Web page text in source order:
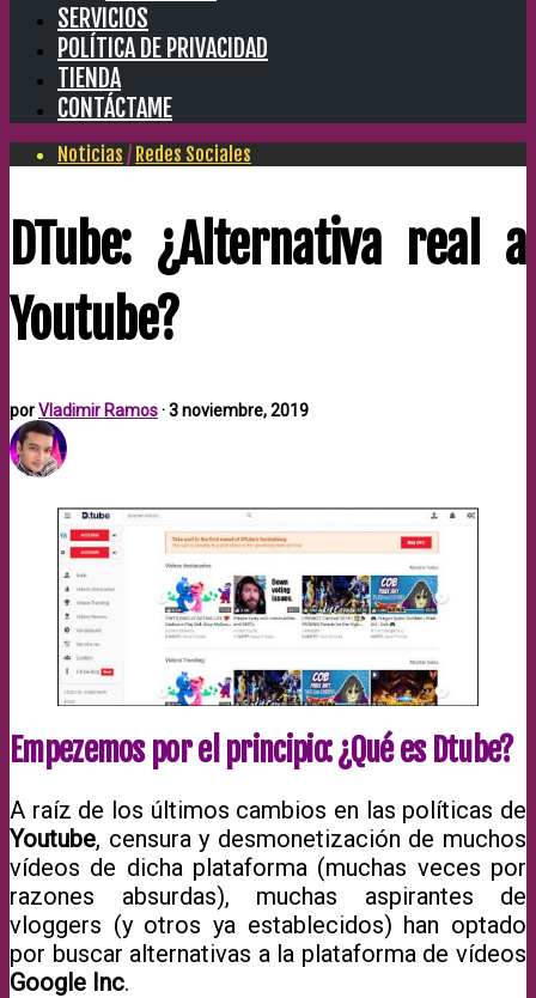
SERVICIOS
POLÍTICA DE PRIVACIDAD
TIENDA
CONTÁCTAME
Noticias / Redes Sociales
DTube: ¿Alternativa real a
Youtube?
porVladimir Ramos·3 noviembre, 2019
Empezemos por el principio: ¿Qué es Dtube?
A raíz de los últimos cambios en las políticas de
Youtube, censura y desmonetización de muchos
vídeos de dicha plataforma (muchas veces por
razones absurdas), muchas aspirantes de
vloggers (y otros ya establecidos) han optado
por buscar alternativas a la plataforma de vídeos
Google Inc.